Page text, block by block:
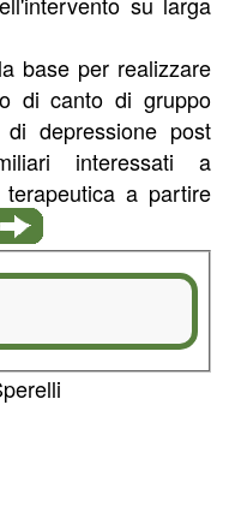
base per realizzare
di canto di gruppo
depressione post
interessati a
a partire